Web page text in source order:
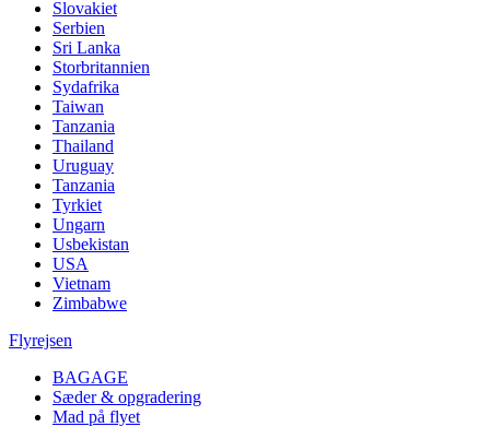
Slovakiet
Serbien
Sri Lanka
Storbritannien
Sydafrika
Taiwan
Tanzania
Thailand
Uruguay
Tanzania
Tyrkiet
Ungarn
Usbekistan
USA
Vietnam
Zimbabwe
Flyrejsen
BAGAGE
Sæder & opgradering
Mad på flyet